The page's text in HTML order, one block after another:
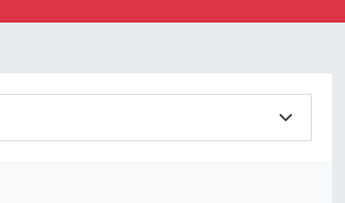
GRAM ALTIN
6518.23